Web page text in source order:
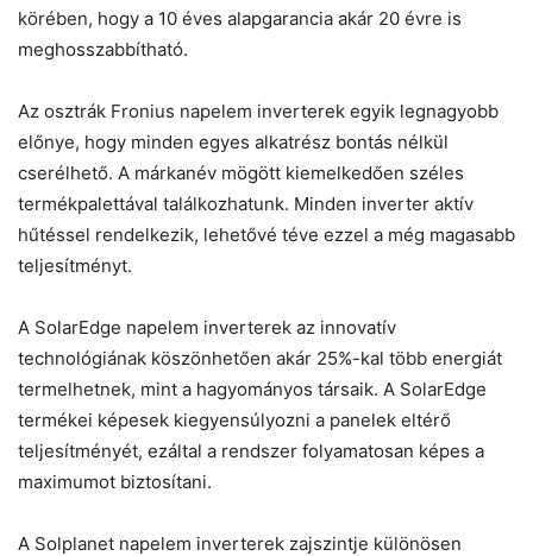
körében, hogy a 10 éves alapgarancia akár 20 évre is
meghosszabbítható.
Az osztrák Fronius napelem inverterek egyik legnagyobb
előnye, hogy minden egyes alkatrész bontás nélkül
cserélhető. A márkanév mögött kiemelkedően széles
termékpalettával találkozhatunk. Minden inverter aktív
hűtéssel rendelkezik, lehetővé téve ezzel a még magasabb
teljesítményt.
A SolarEdge napelem inverterek az innovatív
technológiának köszönhetően akár 25%-kal több energiát
termelhetnek, mint a hagyományos társaik. A SolarEdge
termékei képesek kiegyensúlyozni a panelek eltérő
teljesítményét, ezáltal a rendszer folyamatosan képes a
maximumot biztosítani.
A Solplanet napelem inverterek zajszintje különösen